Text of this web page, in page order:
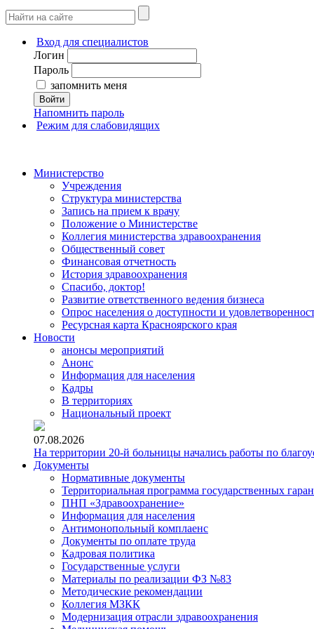
Вход для специалистов
Логин
Пароль
запомнить меня
Войти
Напомнить пароль
Режим для слабовидящих
Министерство
Учреждения
Структура министерства
Запись на прием к врачу
Положение о Министерстве
Коллегия министерства здравоохранения
Общественный совет
Финансовая отчетность
История здравоохранения
Спасибо, доктор!
Развитие ответственного ведения бизнеса
Опрос населения о доступности и
Ресурсная карта Красноярского края
Новости
анонсы мероприятий
Анонс
Информация для населения
Кадры
В территориях
Национальный проект
07.08.2026
На территории 20-й больницы начались работы по
Документы
Нормативные документы
Территориальная программа государственных
ПНП «Здравоохранение»
Информация для населения
Антимонопольный комплаенс
Документы по оплате труда
Кадровая политика
Государственные услуги
Материалы по реализации ФЗ №83
Методические рекомендации
Коллегия МЗКК
Модернизация отрасли здравоохранения